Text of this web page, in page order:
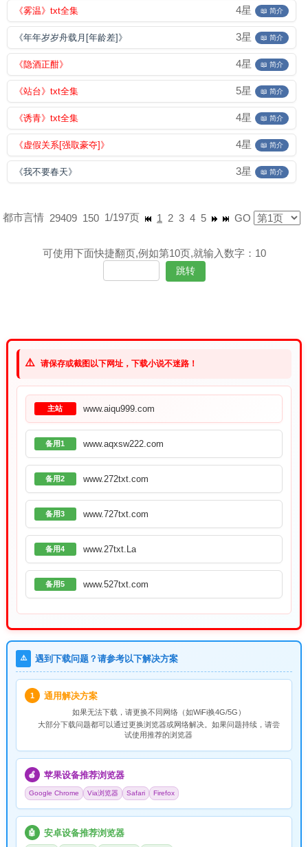
《雾温》txt全集 4星 📖 简介
《年年岁岁舟载月[年龄差]》 3星 📖 简介
《隐酒正酣》 4星 📖 简介
《站台》txt全集 5星 📖 简介
《诱青》txt全集 4星 📖 简介
《虚假关系[强取豪夺]》 4星 📖 简介
《我不要春天》 3星 📖 简介
都市言情 29409 150 1/197页 1 2 3 4 5 GO
可使用下面快捷翻页,例如第10页,就输入数字：10
⚠️ 请保存或截图以下网址，下载小说不迷路！
主站 www.aiqu999.com
备用1 www.aqxsw222.com
备用2 www.272txt.com
备用3 www.727txt.com
备用4 www.27txt.La
备用5 www.527txt.com
⚠️ 遇到下载问题？请参考以下解决方案
1 通用解决方案
如果无法下载，请更换不同网络（如WiFi换4G/5G）
大部分下载问题都可以通过更换浏览器或网络解决。如果问题持续，请尝
试使用推荐的浏览器
🍎 苹果设备推荐浏览器
Google Chrome Via浏览器 Safari Firefox
🤖 安卓设备推荐浏览器